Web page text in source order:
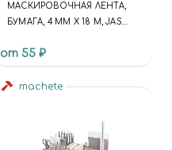
МАСКИРОВОЧНАЯ ЛЕНТА,
БУМАГА, 4 ММ Х 18 М, JAS
от 55 ₽
machete